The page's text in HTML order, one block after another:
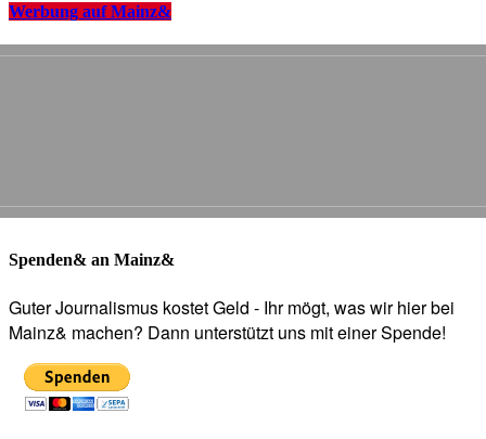
Werbung auf Mainz&
Spenden& an Mainz&
Guter Journalismus kostet Geld - Ihr mögt, was wir hier bei
Mainz& machen? Dann unterstützt uns mit einer Spende!